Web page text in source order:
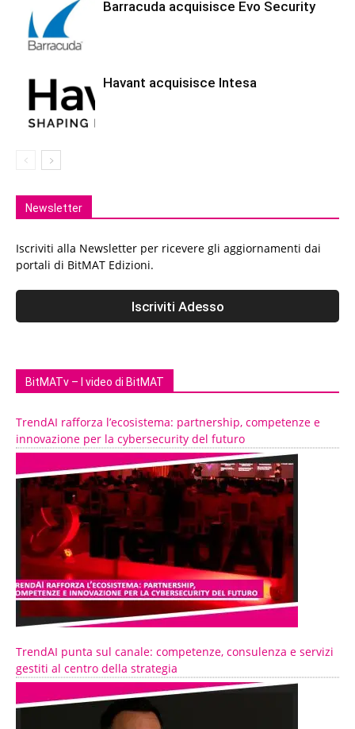
Barracuda acquisisce Evo Security
Havant acquisisce Intesa
Newsletter
Iscriviti alla Newsletter per ricevere gli aggiornamenti dai
portali di BitMAT Edizioni.
BitMATv – I video di BitMAT
TrendAI rafforza l’ecosistema: partnership, competenze e
innovazione per la cybersecurity del futuro
TrendAI punta sul canale: competenze, consulenza e servizi
gestiti al centro della strategia